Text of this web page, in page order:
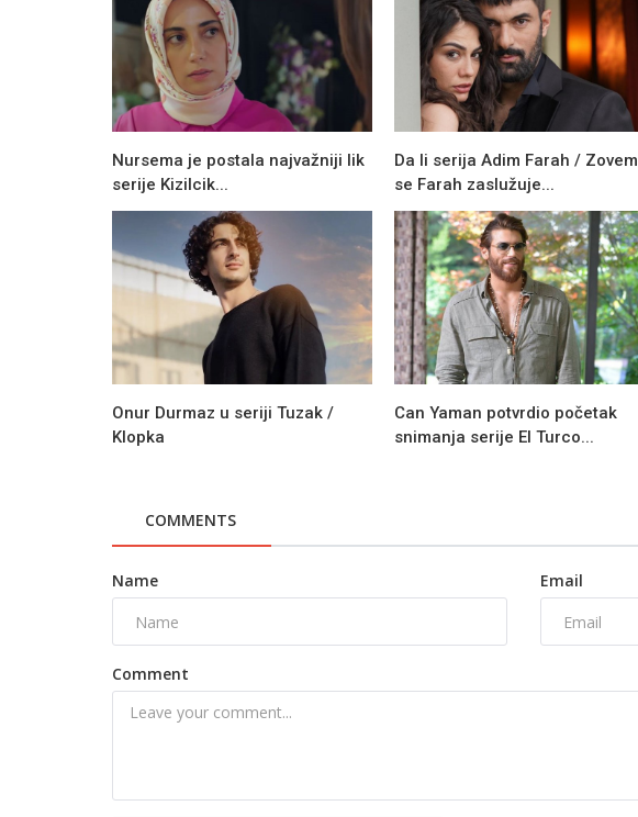
Nursema je postala najvažniji lik
serije Kizilcik...
Da li serija Adim Farah / Zovem
se Farah zaslužuje...
Onur Durmaz u seriji Tuzak /
Klopka
Can Yaman potvrdio početak
snimanja serije El Turco...
COMMENTS
Name Email
Comment
Šta nas čeka u epizodi 31 serije Kizil